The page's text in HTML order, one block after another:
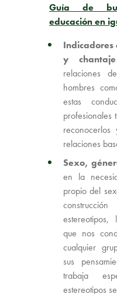
Guía de
educación en
Indicadores
y
relaciones
hombres
estas
relaciones
Sexo,
en la
propio del
estereotipos,
que nos
cualquier
sus
trabaja
estereotipos